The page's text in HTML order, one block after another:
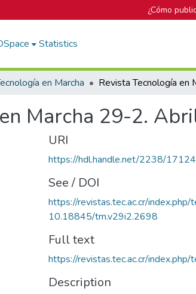
¿Cómo
Statistics
en Marcha
Marcha 29-2.
URI
https://hdl.handle.net/2238/17124
See / DOI
https://revistas.tec.ac.cr/
10.18845/tm.v29i2.2698
Full text
https://revistas.tec.ac.cr/
Description